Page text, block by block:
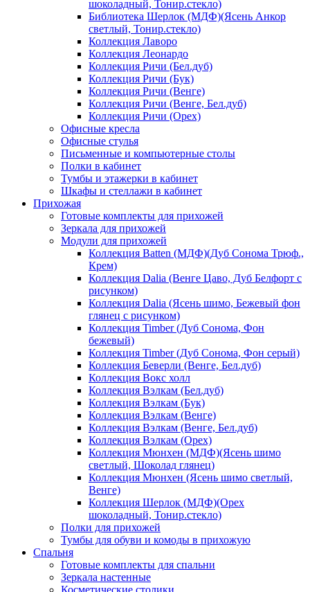
шоколадный, Тонир.стекло)
Библиотека Шерлок (МДФ)(Ясень Анкор
светлый, Тонир.стекло)
Коллекция Лаворо
Коллекция Леонардо
Коллекция Ричи (Бел.дуб)
Коллекция Ричи (Бук)
Коллекция Ричи (Венге)
Коллекция Ричи (Венге, Бел.дуб)
Коллекция Ричи (Орех)
Офисные кресла
Офисные стулья
Письменные и компьютерные столы
Полки в кабинет
Тумбы и этажерки в кабинет
Шкафы и стеллажи в кабинет
Прихожая
Готовые комплекты для прихожей
Зеркала для прихожей
Модули для прихожей
Коллекция Batten (МДФ)(Дуб Сонома Трюф.,
Крем)
Коллекция Dalia (Венге Цаво, Дуб Белфорт с
рисунком)
Коллекция Dalia (Ясень шимо, Бежевый фон
глянец с рисунком)
Коллекция Timber (Дуб Сонома, Фон
бежевый)
Коллекция Timber (Дуб Сонома, Фон серый)
Коллекция Беверли (Венге, Бел.дуб)
Коллекция Вокс холл
Коллекция Вэлкам (Бел.дуб)
Коллекция Вэлкам (Бук)
Коллекция Вэлкам (Венге)
Коллекция Вэлкам (Венге, Бел.дуб)
Коллекция Вэлкам (Орех)
Коллекция Мюнхен (МДФ)(Ясень шимо
светлый, Шоколад глянец)
Коллекция Мюнхен (Ясень шимо светлый,
Венге)
Коллекция Шерлок (МДФ)(Орех
шоколадный, Тонир.стекло)
Полки для прихожей
Тумбы для обуви и комоды в прихожую
Спальня
Готовые комплекты для спальни
Зеркала настенные
Косметические столики